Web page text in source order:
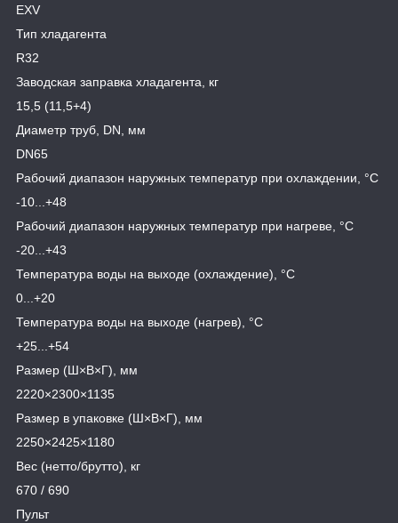
EXV
Тип хладагента
R32
Заводская заправка хладагента, кг
15,5 (11,5+4)
Диаметр труб, DN, мм
DN65
Рабочий диапазон наружных температур при охлаждении, °C
-10...+48
Рабочий диапазон наружных температур при нагреве, °C
-20...+43
Температура воды на выходе (охлаждение), °С
0...+20
Температура воды на выходе (нагрев), °С
+25...+54
Размер (Ш×В×Г), мм
2220×2300×1135
Размер в упаковке (Ш×В×Г), мм
2250×2425×1180
Вес (нетто/брутто), кг
670 / 690
Пульт